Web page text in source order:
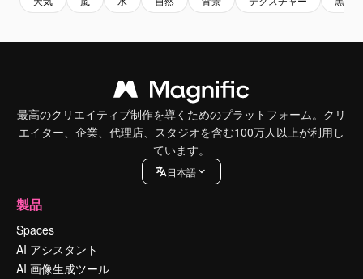
最高のクリエイティブ制作を導くためのプラットフォーム。クリ
エイター、企業、代理店、スタジオを含む100万人以上が利用し
ています。
日本語
製品
Spaces
AI アシスタント
AI 画像生成ツール